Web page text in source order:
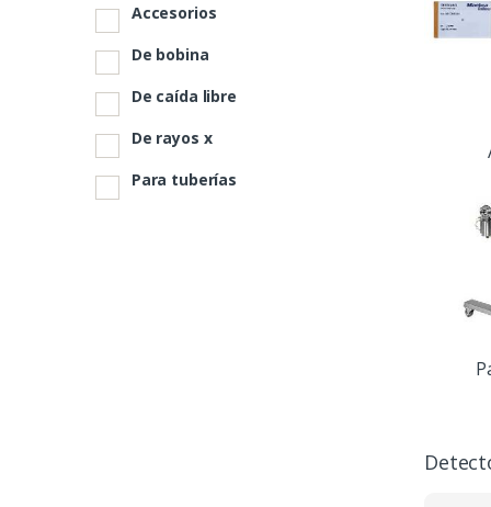
Accesorios
De bobina
De caída libre
De rayos x
Para tuberías